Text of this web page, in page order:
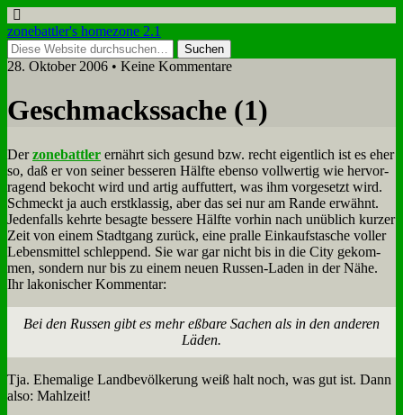
zonebattler's homezone 2.1
28. Oktober 2006 • Keine Kommentare
Ge­schmacks­sa­che (1)
Derzone­batt­ler er­nährt sich ge­sund bzw. recht ei­gent­lich ist es eher
so, daß er von sei­ner bes­se­ren Hälf­te eben­so voll­wer­tig wie her­vor­
ra­gend be­kocht wird und ar­tig auf­fut­tert, was ihm vor­ge­setzt wird.
Schmeckt ja auch erst­klas­sig, aber das sei nur am Ran­de er­wähnt.
Je­den­falls kehr­te be­sag­te bes­se­re Hälf­te vor­hin nach un­üb­lich kur­zer
Zeit von ei­nem Stadt­gang zu­rück, ei­ne pral­le Ein­kaufs­ta­sche vol­ler
Le­bens­mit­tel schlep­pend. Sie war gar nicht bis in die Ci­ty ge­kom­
men, son­dern nur bis zu ei­nem neu­en Rus­sen-La­den in der Nä­he.
Ihr la­ko­ni­scher Kom­men­tar:
Bei den Rus­sen gibt es mehr eß­ba­re Sa­chen als in den an­de­ren
Lä­den.
Tja. Ehe­ma­li­ge Land­be­völ­ke­rung weiß halt noch, was gut ist. Dann
al­so: Mahl­zeit!